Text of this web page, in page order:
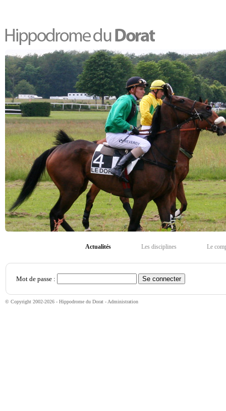
Actualités Les disciplines Le
Mot de passe :
© Copyright 2002-2026 - Hippodrome du Dorat - Administration